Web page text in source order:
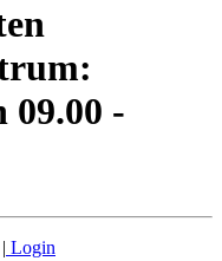
09.00 -
| Login